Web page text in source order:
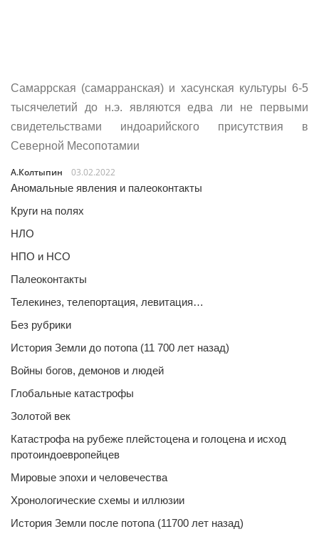
Самаррская (самарранская) и хасунская культуры 6-5
тысячелетий до н.э. являются едва ли не первыми
свидетельствами индоарийского присутствия в
Северной Месопотамии
А.Колтыпин
03.02.2022
Аномальные явления и палеоконтакты
Круги на полях
НЛО
НПО и НСО
Палеоконтакты
Телекинез, телепортация, левитация…
Без рубрики
История Земли до потопа (11 700 лет назад)
Войны богов, демонов и людей
Глобальные катастрофы
Золотой век
Катастрофа на рубеже плейстоцена и голоцена и исход
протоиндоевропейцев
Мировые эпохи и человечества
Хронологические схемы и иллюзии
История Земли после потопа (11700 лет назад)